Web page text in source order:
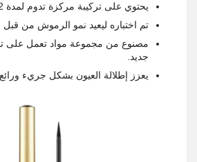
يحتوي على تركيبة مركزة تدوم لمدة 12 ساعة.
تم اختباره ليعيد نمو الرموش من قبل
مصنوع من مجموعة مواد تعمل على
جديد.
يعزز إطلالة العيون بشكل جريء